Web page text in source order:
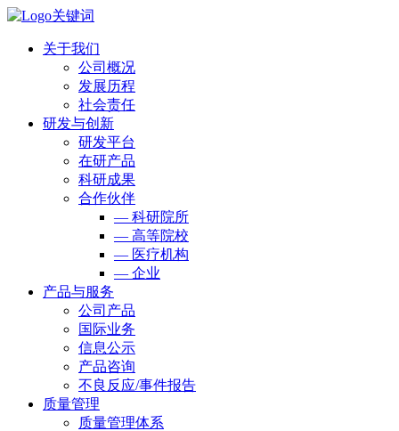
关于我们
公司概况
发展历程
社会责任
研发与创新
研发平台
在研产品
科研成果
合作伙伴
— 科研院所
— 高等院校
— 医疗机构
— 企业
产品与服务
公司产品
国际业务
信息公示
产品咨询
不良反应/事件报告
质量管理
质量管理体系